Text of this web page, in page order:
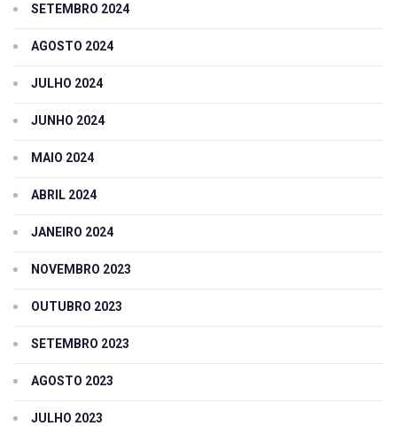
SETEMBRO 2024
AGOSTO 2024
JULHO 2024
JUNHO 2024
MAIO 2024
ABRIL 2024
JANEIRO 2024
NOVEMBRO 2023
OUTUBRO 2023
SETEMBRO 2023
AGOSTO 2023
JULHO 2023